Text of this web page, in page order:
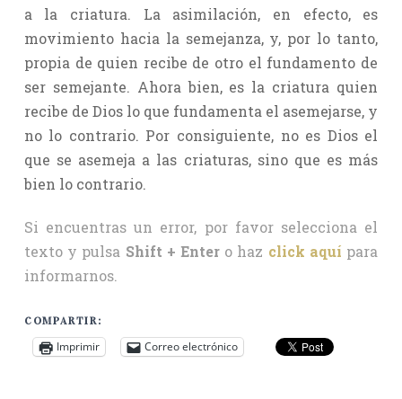
a la criatura. La asimilación, en efecto, es
movimiento hacia la semejanza, y, por lo tanto,
propia de quien recibe de otro el fundamento de
ser semejante. Ahora bien, es la criatura quien
recibe de Dios lo que fundamenta el asemejarse, y
no lo contrario. Por consiguiente, no es Dios el
que se asemeja a las criaturas, sino que es más
bien lo contrario.
Si encuentras un error, por favor selecciona el
texto y pulsa Shift + Enter o haz click aquí para
informarnos.
COMPARTIR:
Imprimir Correo electrónico